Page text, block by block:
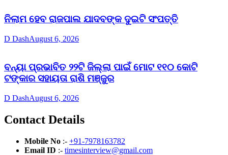
ନିଲାମ ହେବ ରାଜପାଲ ଯାଦବଙ୍କ ଦୁଇଟି ସଂପତ୍ତି
D DashAugust 6, 2026
ବନ୍ୟା ପ୍ରଭାବିତ ୨୨ଟି ଜିଲ୍ଲା ପାଇଁ ମୋଟ ୧୧୦ କୋଟି
ଟଙ୍କାର ସହାୟତା ରାଶି ମଞ୍ଜୁର
D DashAugust 6, 2026
Contact Details
Mobile No :- +91-7978163782
Email ID :- timesinterview@gmail.com